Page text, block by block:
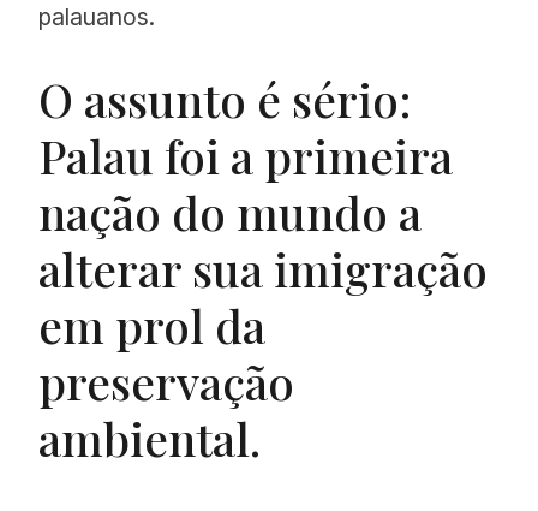
palauanos.
O assunto é sério:
Palau foi a primeira
nação do mundo a
alterar sua imigração
em prol da
preservação
ambiental.